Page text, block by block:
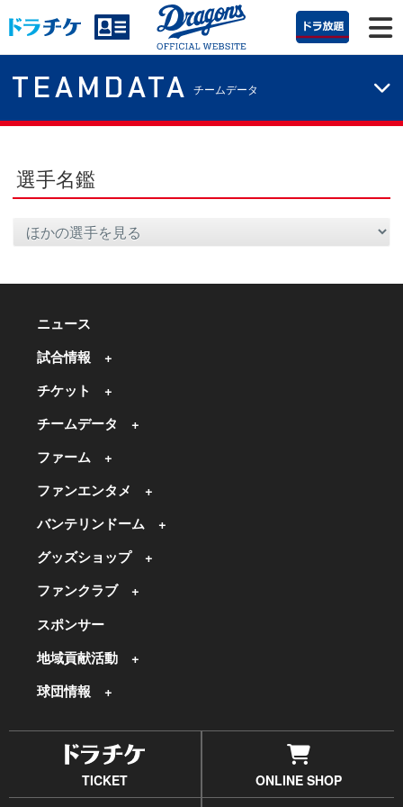
TEAMDATA チームデータ
選手名鑑
ニュース
試合情報
チケット
チームデータ
ファーム
ファンエンタメ
バンテリンドーム
グッズショップ
ファンクラブ
スポンサー
地域貢献活動
球団情報
TICKET ONLINE SHOP